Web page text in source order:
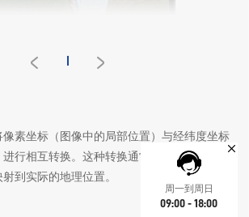
素坐标（图像中的局部位置）与经纬度坐标
进行相互转换。这种转换通常应用于将图像中
到实际的地理位置。
周一到周日
09:00 - 18:00